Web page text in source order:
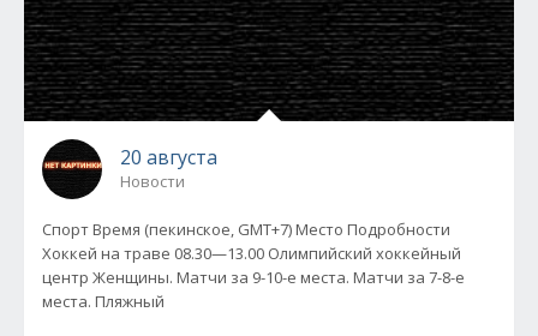
20 августа
Новости
Спорт Время (пекинское, GMT+7) Место Подробности
Хоккей на траве 08.30—13.00 Олимпийский хоккейный
центр Женщины. Матчи за 9-10-е места. Матчи за 7-8-е
места. Пляжный